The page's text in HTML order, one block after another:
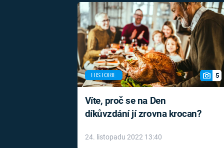
HISTORIE 5
Víte, proč se na Den
díkůvzdání jí zrovna krocan?
24. listopadu 2022 13:40